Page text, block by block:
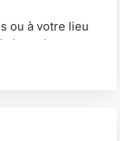
ou à votre lieu
brancher une